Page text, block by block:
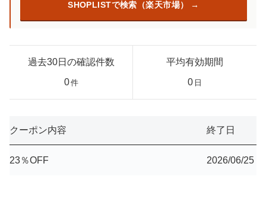
SHOPLISTで検索（楽天市場）
過去30日の確認件数
0件
平均有効期間
0 日
クーポン内容 終了日
23％OFF 2026/06/25